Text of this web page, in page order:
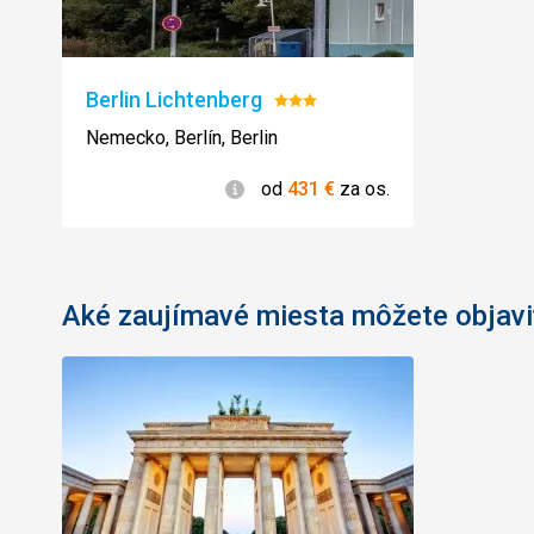
Berlin Lichtenberg Hodnotenie:
3/5
Nemecko, Berlín, Berlin
Informácie
od 431 € za os.
Aké zaujímavé miesta môžete